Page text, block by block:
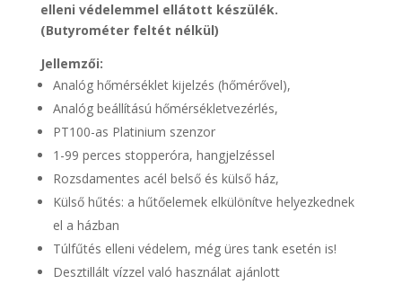
elleni védelemmel ellátott készülék.
(Butyrométer feltét nélkül)
Jellemzői:
Analóg hőmérséklet kijelzés (hőmérővel),
Analóg beállítású hőmérsékletvezérlés,
PT100-as Platinium szenzor
1-99 perces stopperóra, hangjelzéssel
Rozsdamentes acél belső és külső ház,
Külső hűtés: a hűtőelemek elkülönítve helyezkednek
el a házban
Túlfűtés elleni védelem, még üres tank esetén is!
Desztillált vízzel való használat ajánlott